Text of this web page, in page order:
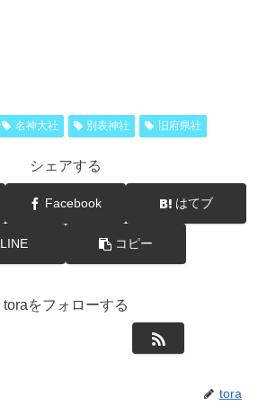
名神大社 別表神社 旧府県社
シェアする
Facebook はてブ
LINE コピー
toraをフォローする
tora